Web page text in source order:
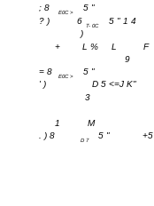
; 8 E0C > 5 "
? )
6 T- 0C 5 " 1 4
)
+
L % L F
9
= 8
E0C > 5 "
' )
D 5 <=J K"
3
1
M
. ) 8
D 7 5 " +5